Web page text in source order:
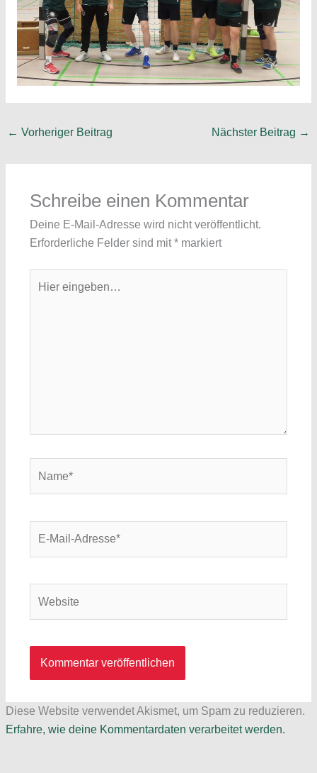
← Vorheriger Beitrag Nächster Beitrag →
Schreibe einen Kommentar
Deine E-Mail-Adresse wird nicht veröffentlicht.
Erforderliche Felder sind mit*markiert
eingeben…
Diese Website verwendet Akismet, um Spam zu reduzieren.
Erfahre, wie deine Kommentardaten verarbeitet werden.